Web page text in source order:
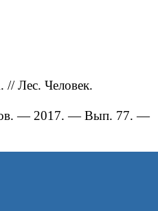
// Лес. Человек.
— 2017. — Вып. 77. ―